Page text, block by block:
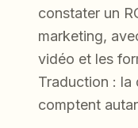
constater un
marketing,
vidéo et les
Traduction : la
comptent